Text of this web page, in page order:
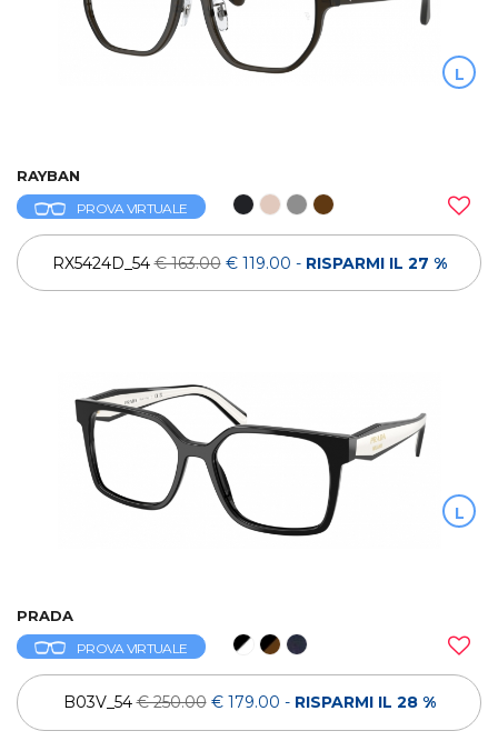
L
RAYBAN
PROVA VIRTUALE
RX5424D_54€ 163.00 € 119.00 - RISPARMI IL 27 %
L
PRADA
PROVA VIRTUALE
B03V_54€ 250.00 € 179.00 - RISPARMI IL 28 %